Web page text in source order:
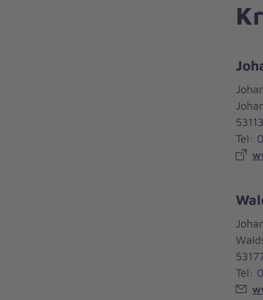
Tel:
Tel: